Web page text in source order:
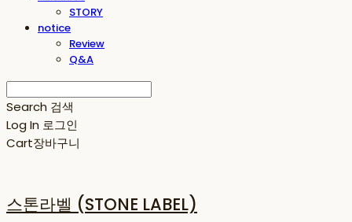
STORY
notice
Review
Q&A
Search 검색
Log In 로그인
Cart장바구니
스톤라벨 (STONE LABEL)